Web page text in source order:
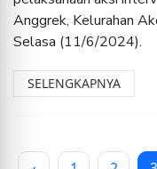
Anggrek, Kelurahan
Selasa (11/6/2024).
SELENGKAPNYA
‹ 1 2 3